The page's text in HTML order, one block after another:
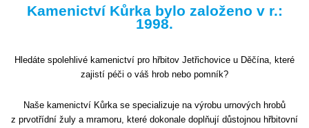
Kamenictví Kůrka bylo založeno v r.:
1998.
Hledáte spolehlivé kamenictví pro hřbitov Jetřichovice u Děčína, které
zajistí péči o váš hrob nebo pomník?
Naše kamenictví Kůrka se specializuje na výrobu urnových hrobů
z prvotřídní žuly a mramoru, které dokonale doplňují důstojnou hřbitovní